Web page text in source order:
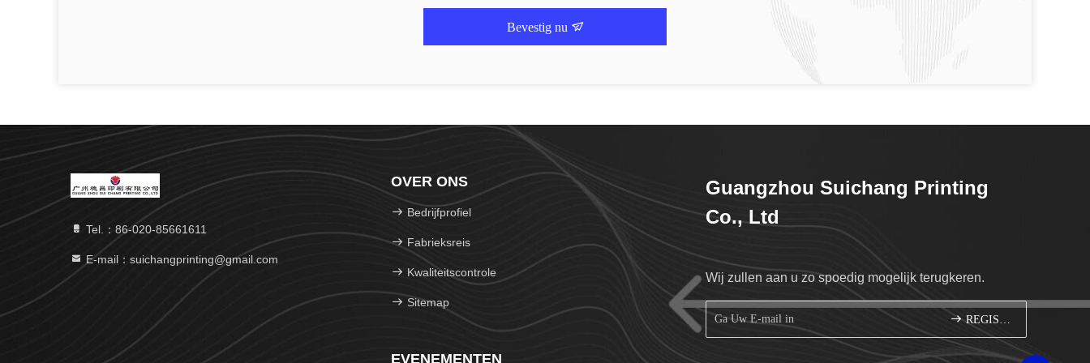
Bevestig nu
Tel.：86-020-85661611
E-mail：suichangprinting@gmail.com
OVER ONS
Bedrijfprofiel
Fabrieksreis
Kwaliteitscontrole
Sitemap
EVENEMENTEN
Guangzhou Suichang Printing
Co., Ltd
Wij zullen aan u zo spoedig mogelijk terugkeren.
REGISTREREN